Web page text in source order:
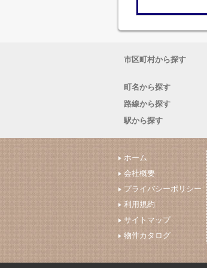
市区町村から探す
町名から探す
路線から探す
駅から探す
ホーム
会社概要
プライバシーポリシー
利用規約
サイトマップ
物件カタログ